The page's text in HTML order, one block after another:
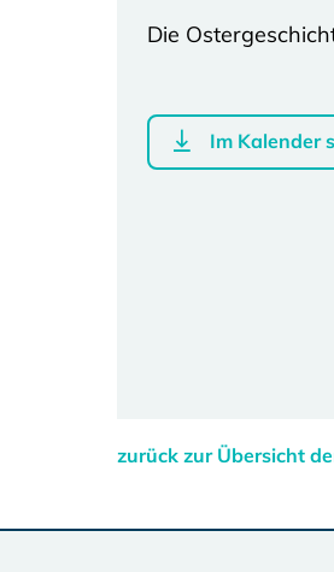
Die
Im Kalender
zurück zur Übersicht